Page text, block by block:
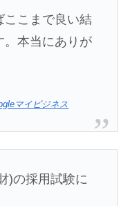
ここまで良い結
。本当にありが
マイビジネス
)の採用試験に